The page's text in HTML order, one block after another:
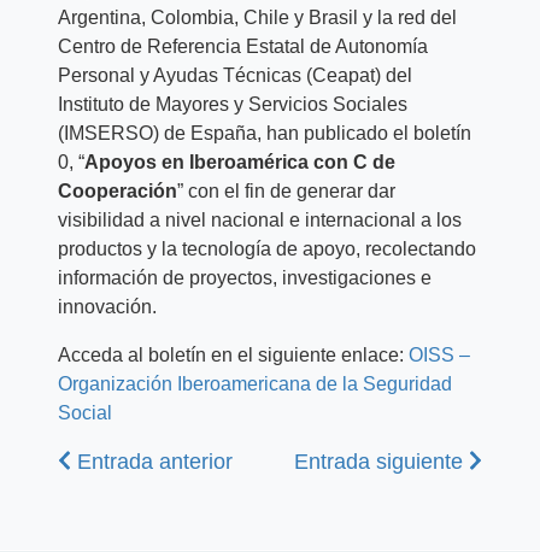
Argentina, Colombia, Chile y Brasil y la red del
Centro de Referencia Estatal de Autonomía
Personal y Ayudas Técnicas (Ceapat) del
Instituto de Mayores y Servicios Sociales
(IMSERSO) de España, han publicado el boletín
0, “Apoyos en Iberoamérica con C de
Cooperación” con el fin de generar dar
visibilidad a nivel nacional e internacional a los
productos y la tecnología de apoyo, recolectando
información de proyectos, investigaciones e
innovación.
Acceda al boletín en el siguiente enlace: OISS –
Organización Iberoamericana de la Seguridad
Social
Anterior
Entrada anterior Siguiente
Entrada siguiente